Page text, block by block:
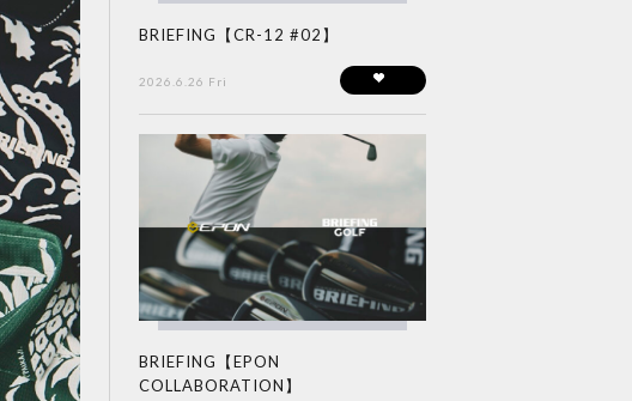
BRIEFING【CR-12 #02】
2026.6.26 Fri
BRIEFING【EPON
COLLABORATION】